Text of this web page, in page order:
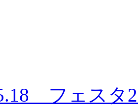
フェスタ